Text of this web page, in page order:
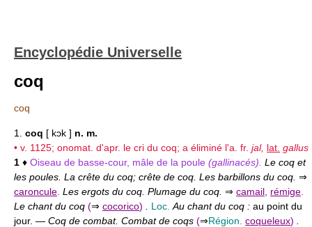
Encyclopédie Universelle
coq
coq
1. coq [ kɔk ] n. m.
• v. 1125; onomat. d'apr. le cri du coq; a éliminé l'a. fr. jal, lat. gallus
1 ♦ Oiseau de basse-cour, mâle de la poule (gallinacés). Le coq et
les poules. La crête du coq; crête de coq. Les barbillons du coq. ⇒
caroncule Les ergots du coq. Plumage du coq. ⇒ camail rémige
Le chant du coq (⇒ cocorico) Loc. Au chant du coq : au point du
jour. — Coq de combat. Combat de coqs (⇒Région. coqueleux)